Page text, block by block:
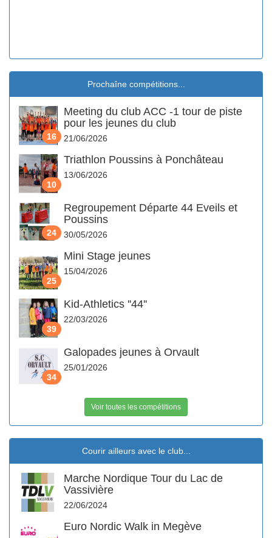
Prochaîne compétitions...
16
Meeting du club ACC -1 tour de piste
pour les jeunes du club
21/06/2026
10
Triathlon Poussins à Ponchâteau
13/06/2026
24
Regroupement Départe 44 Eveils et
Poussins
30/05/2026
25
Mini Stage jeunes
15/04/2026
39
Kid-Athletics ''44''
22/03/2026
34
Galopades jeunes à Orvault
25/01/2026
Voir toutes les compétitions
Courir ailleurs avec le club...
Marche Nordique Tour du Lac de
Vassivière
22/06/2024
Euro Nordic Walk in Megève